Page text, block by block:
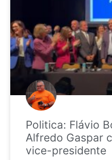
Politica: Flávio
Alfredo Gaspar
vice-presidente